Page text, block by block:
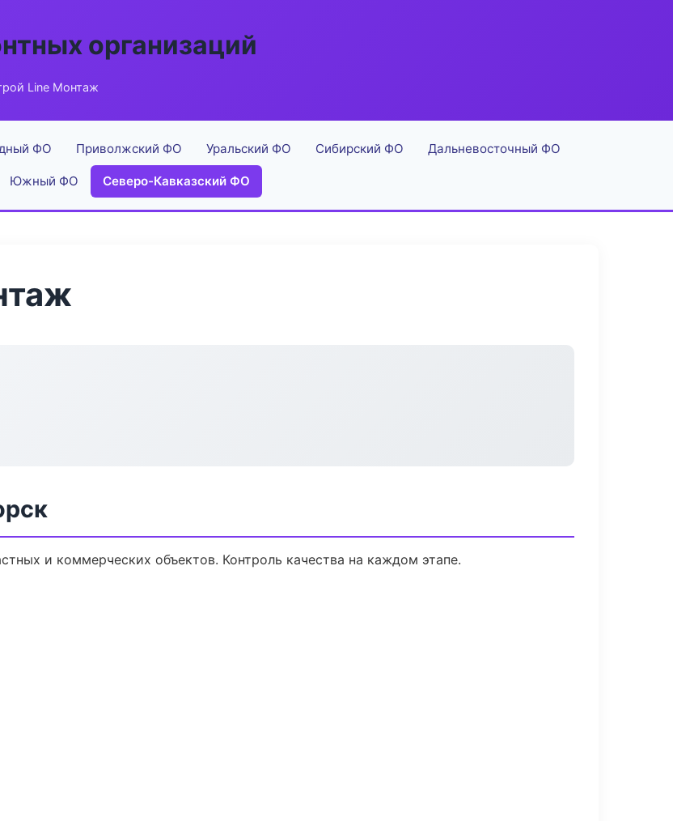
организаций
Line Монтаж
ФО Приволжский ФО Уральский ФО Сибирский ФО Дальневосточный ФО
Южный ФО Северо-Кавказский ФО
и коммерческих объектов. Контроль качества на каждом этапе.